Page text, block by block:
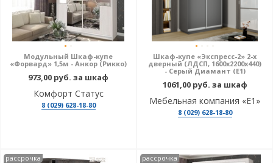
Модульный Шкаф-купе
«Форвард» 1,5м - Анкор (Рикко)
973,00 руб. за шкаф
Комфорт Статус
8 (029) 628-18-80
Шкаф-купе «Экспресс-2» 2-х
дверный (ЛДСП, 1600х2200х440)
- Серый Диамант (E1)
1061,00 руб. за шкаф
Мебельная компания «Е1»
8 (029) 628-18-80
рассрочка
рассрочка